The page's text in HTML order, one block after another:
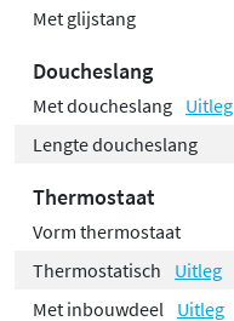
Met glijstang
Doucheslang
Met doucheslang Uitleg
Lengte doucheslang
Thermostaat
Vorm thermostaat
Thermostatisch
Uitleg
Met inbouwdeel
Uitleg